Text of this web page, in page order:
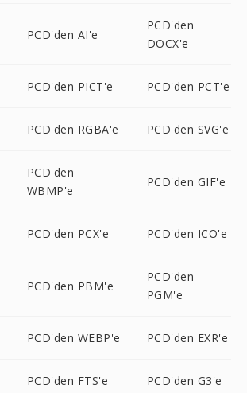
PCD'den AI'e
PCD'den
DOCX'e
PCD'den PICT'e PCD'den PCT'e
PCD'den RGBA'e PCD'den SVG'e
PCD'den
WBMP'e
PCD'den GIF'e
PCD'den PCX'e PCD'den ICO'e
PCD'den PBM'e
PCD'den
PGM'e
PCD'den WEBP'e PCD'den EXR'e
PCD'den FTS'e PCD'den G3'e